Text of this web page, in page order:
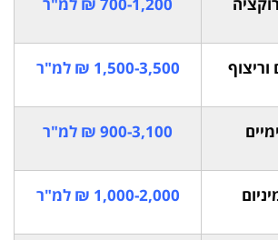
700-1,200 ₪ למ"ר
וריצוף 1,500-3,500 ₪ למ"ר
900-3,100 ₪ למ"ר
1,000-2,000 ₪ למ"ר